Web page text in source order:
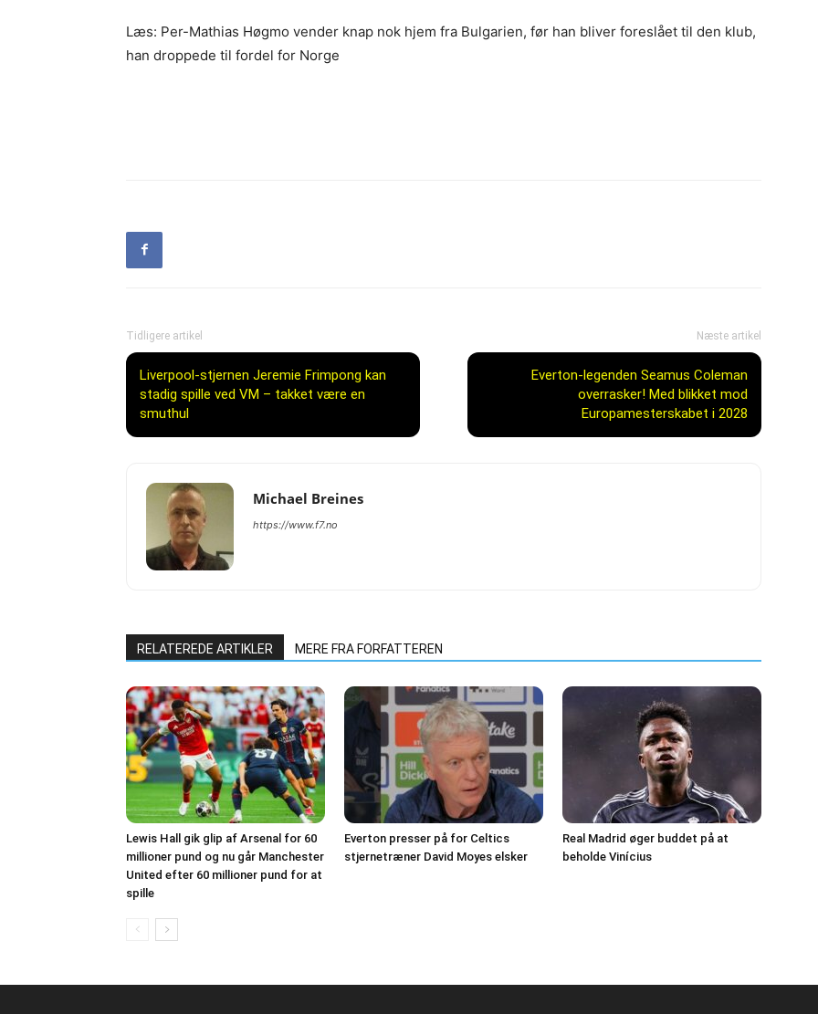
Læs: Per-Mathias Høgmo vender knap nok hjem fra Bulgarien, før han bliver foreslået til den klub,
han droppede til fordel for Norge
Tidligere artikel
Liverpool-stjernen Jeremie Frimpong kan
stadig spille ved VM – takket være en
smuthul
Næste artikel
Everton-legenden Seamus Coleman
overrasker! Med blikket mod
Europamesterskabet i 2028
Michael Breines
https://www.f7.no
RELATEREDE ARTIKLER MERE FRA FORFATTEREN
Lewis Hall gik glip af Arsenal for 60
millioner pund og nu går Manchester
United efter 60 millioner pund for at
spille
Everton presser på for Celtics
stjernetræner David Moyes elsker
Real Madrid øger buddet på at
beholde Vinícius